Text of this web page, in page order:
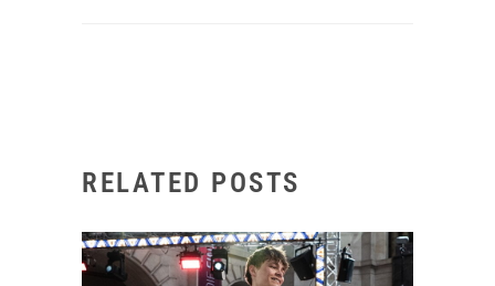
RELATED POSTS